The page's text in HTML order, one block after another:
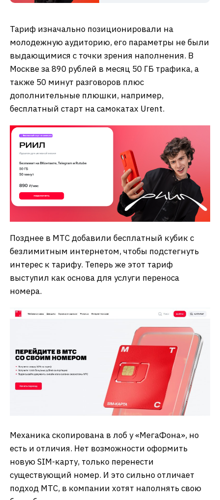
Тариф изначально позиционировали на
молодежную аудиторию, его параметры не были
выдающимися с точки зрения наполнения. В
Москве за 890 рублей в месяц 50 ГБ трафика, а
также 50 минут разговоров плюс
дополнительные плюшки, например,
бесплатный старт на самокатах Urent.
Позднее в МТС добавили бесплатный кубик с
безлимитным интернетом, чтобы подстегнуть
интерес к тарифу. Теперь же этот тариф
выступил как основа для услуги переноса
номера.
Механика скопирована в лоб у «МегаФона», но
есть и отличия. Нет возможности оформить
новую SIM-карту, только перенести
существующий номер. И это сильно отличает
подход МТС, в компании хотят наполнять свою